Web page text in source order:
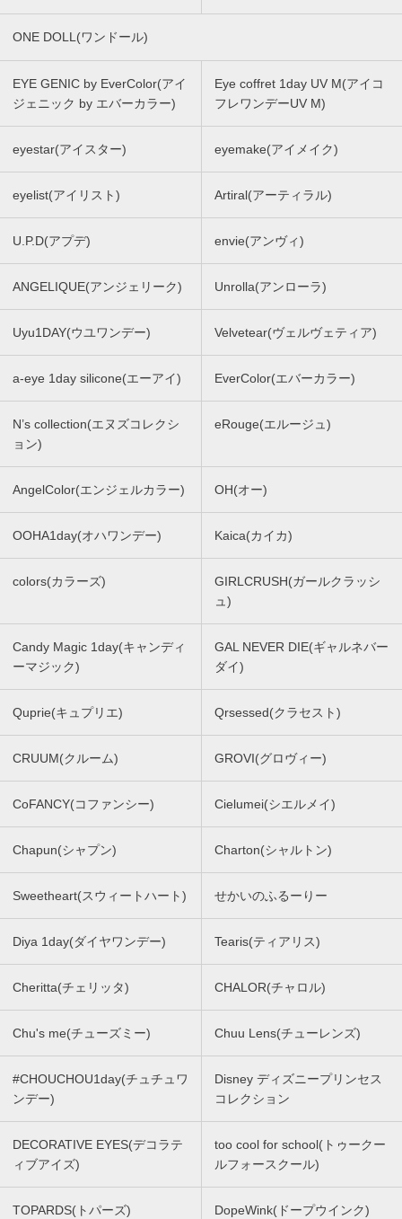
ONE DOLL(ワンドール)
EYE GENIC by EverColor(アイ
ジェニック by エバーカラー)
Eye coffret 1day UV M(アイコ
フレワンデーUV M)
eyestar(アイスター) eyemake(アイメイク)
eyelist(アイリスト) Artiral(アーティラル)
U.P.D(アプデ) envie(アンヴィ)
ANGELIQUE(アンジェリーク) Unrolla(アンローラ)
Uyu1DAY(ウユワンデー) Velvetear(ヴェルヴェティア)
a-eye 1day silicone(エーアイ) EverColor(エバーカラー)
N’s collection(エヌズコレクシ
ョン)
eRouge(エルージュ)
AngelColor(エンジェルカラー) OH(オー)
OOHA1day(オハワンデー) Kaica(カイカ)
colors(カラーズ)
GIRLCRUSH(ガールクラッシ
ュ)
Candy Magic 1day(キャンディ
ーマジック)
GAL NEVER DIE(ギャルネバー
ダイ)
Quprie(キュプリエ) Qrsessed(クラセスト)
CRUUM(クルーム) GROVI(グロヴィー)
CoFANCY(コファンシー) Cielumei(シエルメイ)
Chapun(シャプン) Charton(シャルトン)
Sweetheart(スウィートハート) せかいのふるーりー
Diya 1day(ダイヤワンデー) Tearis(ティアリス)
Cheritta(チェリッタ) CHALOR(チャロル)
Chu's me(チューズミー) Chuu Lens(チューレンズ)
#CHOUCHOU1day(チュチュワ
ンデー)
Disney ディズニープリンセス
コレクション
DECORATIVE EYES(デコラテ
ィブアイズ)
too cool for school(トゥークー
ルフォースクール)
TOPARDS(トパーズ) DopeWink(ドープウインク)